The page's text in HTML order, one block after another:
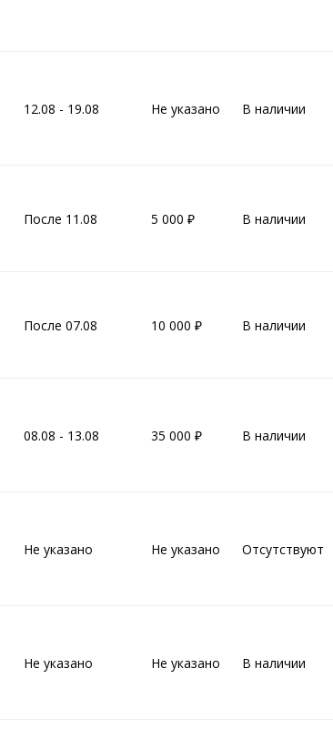
12.08 - 19.08 Не указано В наличии
После 11.08 5 000 В наличии
После 07.08 10 000 В наличии
08.08 - 13.08 35 000 В наличии
Не указано Не указано Отсутствуют
Не указано Не указано В наличии